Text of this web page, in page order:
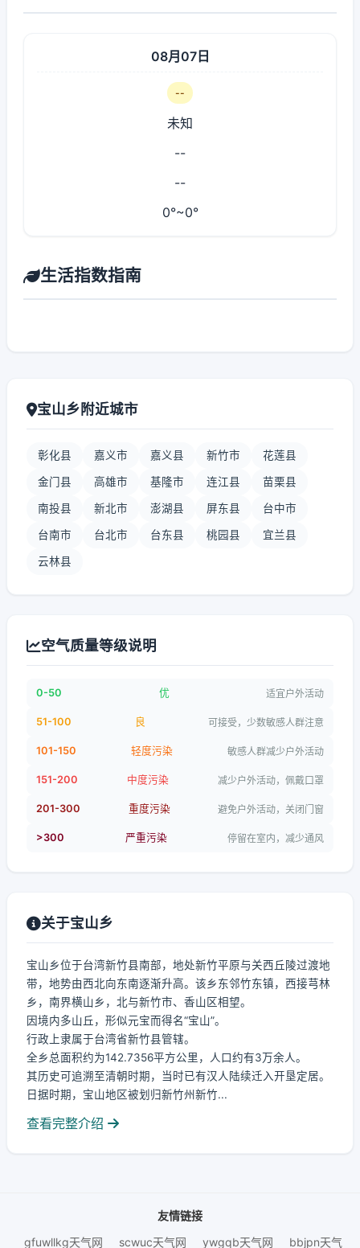
08月07日
--
未知
--
--
0°~0°
生活指数指南
宝山乡附近城市
彰化县 嘉义市 嘉义县 新竹市 花莲县
金门县 高雄市 基隆市 连江县 苗栗县
南投县 新北市 澎湖县 屏东县 台中市
台南市 台北市 台东县 桃园县 宜兰县
云林县
空气质量等级说明
0-50 优 适宜户外活动
51-100 良 可接受，少数敏感人群注意
101-150 轻度污染 敏感人群减少户外活动
151-200 中度污染 减少户外活动，佩戴口罩
201-300 重度污染 避免户外活动，关闭门窗
>300 严重污染 停留在室内，减少通风
关于宝山乡
宝山乡位于台湾新竹县南部，地处新竹平原与关西丘陵过渡地
带，地势由西北向东南逐渐升高。该乡东邻竹东镇，西接芎林
乡，南界横山乡，北与新竹市、香山区相望。
因境内多山丘，形似元宝而得名“宝山”。
行政上隶属于台湾省新竹县管辖。
全乡总面积约为142.7356平方公里，人口约有3万余人。
其历史可追溯至清朝时期，当时已有汉人陆续迁入开垦定居。
日据时期，宝山地区被划归新竹州新竹...
查看完整介绍
友情链接
gfuwllkg天气网
scwuc天气网 ywgqb天气网 bbjpn天气